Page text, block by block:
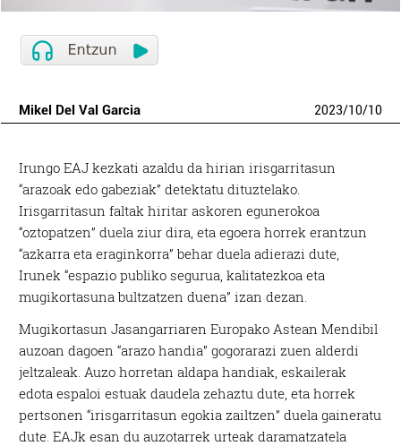
Mikel Del Val Garcia 2023/10/10
Irungo EAJ kezkati azaldu da hirian irisgarritasun
“arazoak edo gabeziak” detektatu dituztelako.
Irisgarritasun faltak hiritar askoren egunerokoa
“oztopatzen” duela ziur dira, eta egoera horrek erantzun
“azkarra eta eraginkorra” behar duela adierazi dute,
Irunek “espazio publiko segurua, kalitatezkoa eta
mugikortasuna bultzatzen duena” izan dezan.
Mugikortasun Jasangarriaren Europako Astean Mendibil
auzoan dagoen “arazo handia” gogorarazi zuen alderdi
jeltzaleak. Auzo horretan aldapa handiak, eskailerak
edota espaloi estuak daudela zehaztu dute, eta horrek
pertsonen “irisgarritasun egokia zailtzen” duela gaineratu
dute. EAJk esan du auzotarrek urteak daramatzatela